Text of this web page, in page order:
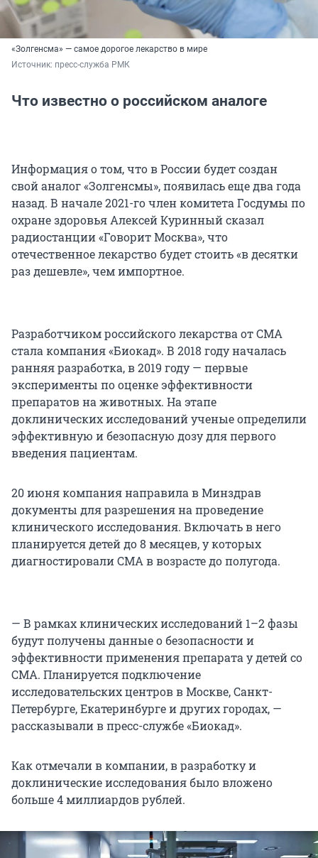
«Золгенсма» — самое дорогое лекарство в мире
Источник: пресс-служба РМК
Что известно о российском аналоге
Информация о том, что в России будет создан
свой аналог «Золгенсмы», появилась еще два года
назад. В начале 2021-го член комитета Госдумы по
охране здоровья Алексей Куринный сказал
радиостанции «Говорит Москва», что
отечественное лекарство будет стоить «в десятки
раз дешевле», чем импортное.
Разработчиком российского лекарства от СМА
стала компания «Биокад». В 2018 году началась
ранняя разработка, в 2019 году — первые
эксперименты по оценке эффективности
препаратов на животных. На этапе
доклинических исследований ученые определили
эффективную и безопасную дозу для первого
введения пациентам.
20 июня компания направила в Минздрав
документы для разрешения на проведение
клинического исследования. Включать в него
планируется детей до 8 месяцев, у которых
диагностировали СМА в возрасте до полугода.
— В рамках клинических исследований 1–2 фазы
будут получены данные о безопасности и
эффективности применения препарата у детей со
СМА. Планируется подключение
исследовательских центров в Москве, Санкт-
Петербурге, Екатеринбурге и других городах, —
рассказывали в пресс-службе «Биокад».
Как отмечали в компании, в разработку и
доклинические исследования было вложено
больше 4 миллиардов рублей.